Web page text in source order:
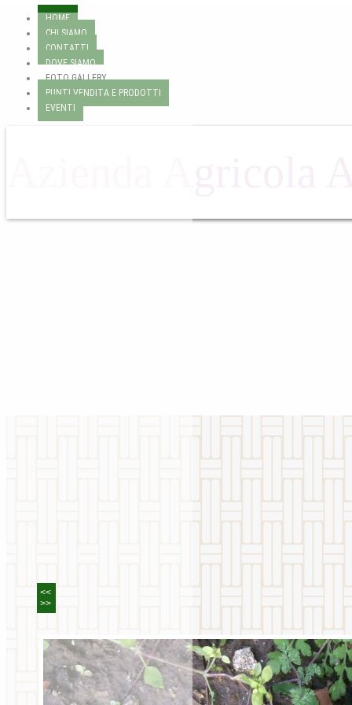
HOME
CHI SIAMO
CONTATTI
DOVE SIAMO
FOTO GALLERY
PUNTI VENDITA E PRODOTTI
EVENTI
<<
>>